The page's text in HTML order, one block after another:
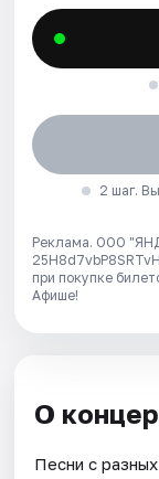
2 шаг.
Реклама. ООО
при покупке
Афише!
О
Песни с